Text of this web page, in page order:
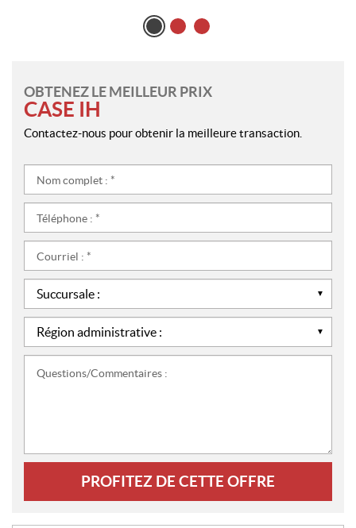
OBTENEZ LE MEILLEUR PRIX
CASE IH
Contactez-nous pour obtenir la meilleure transaction.
complet
:
*
*Succursale
*Région
administrative
: